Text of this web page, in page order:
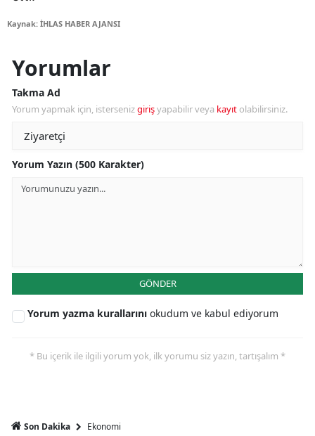
Kaynak: İHLAS HABER AJANSI
Yorumlar
Takma Ad
Yorum yapmak için, istersenizgirişyapabilir veya kayıt olabilirsiniz.
Yorum Yazın (500 Karakter)
GÖNDER
Yorum yazma kurallarını okudum ve kabul ediyorum
* Bu içerik ile ilgili yorum yok, ilk yorumu siz yazın, tartışalım *
Son Dakika Ekonomi